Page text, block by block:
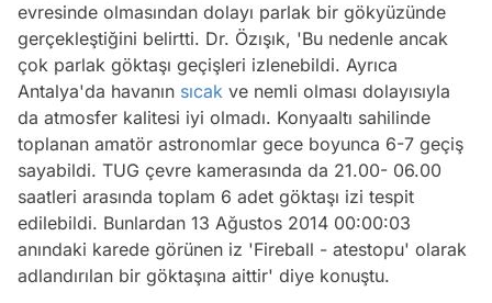
evresinde olmasından dolayı parlak bir gökyüzünde
gerçekleştiğini belirtti. Dr. Özışık, 'Bu nedenle ancak
çok parlak göktaşı geçişleri izlenebildi. Ayrıca
Antalya'da havanın sıcak ve nemli olması dolayısıyla
da atmosfer kalitesi iyi olmadı. Konyaaltı sahilinde
toplanan amatör astronomlar gece boyunca 6-7 geçiş
sayabildi. TUG çevre kamerasında da 21.00- 06.00
saatleri arasında toplam 6 adet göktaşı izi tespit
edilebildi. Bunlardan 13 Ağustos 2014 00:00:03
anındaki karede görünen iz 'Fireball - atestopu' olarak
adlandırılan bir göktaşına aittir' diye konuştu.